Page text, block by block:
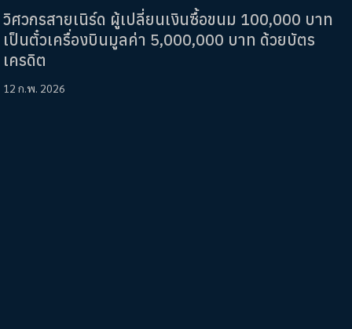
วิศวกรสายเนิร์ด ผู้เปลี่ยนเงินซื้อขนม 100,000 บาท
เป็นตั๋วเครื่องบินมูลค่า 5,000,000 บาท ด้วยบัตร
เครดิต
12 ก.พ. 2026